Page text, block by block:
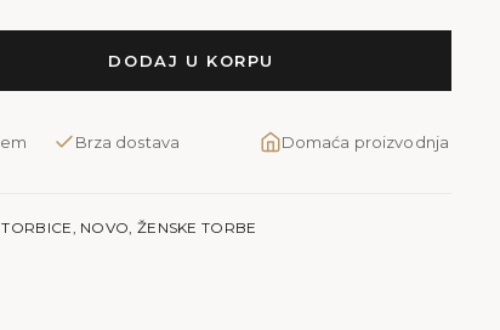
DODAJ U KORPU
Brza dostava Domaća proizvodnja
, NOVO, ŽENSKE TORBE